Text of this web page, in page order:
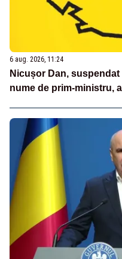
6 aug. 2026, 11:24
Nicușor Dan,
nume de prim-ministru,